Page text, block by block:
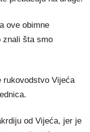
ove obimne
znali šta smo
rukovodstvo Vijeća
od Vijeća, jer je